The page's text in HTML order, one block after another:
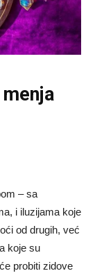
– sa
i iluzijama koje
od drugih, već
koje su
probiti zidove